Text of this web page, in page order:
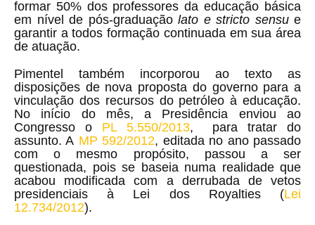
formar 50% dos professores da educação básica
em nível de pós-graduação lato e stricto sensu e
garantir a todos formação continuada em sua área
de atuação.
Pimentel também incorporou ao texto as
disposições de nova proposta do governo para a
vinculação dos recursos do petróleo à educação.
No início do mês, a Presidência enviou ao
Congresso o PL 5.550/2013, para tratar do
assunto. A MP 592/2012, editada no ano passado
com o mesmo propósito, passou a ser
questionada, pois se baseia numa realidade que
acabou modificada com a derrubada de vetos
presidenciais à Lei dos Royalties (Lei
12.734/2012).